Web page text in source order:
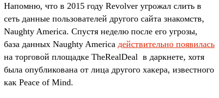
Напомню, что в 2015 году Revolver угрожал слить в
сеть данные пользователей другого сайта знакомств,
Naughty America. Спустя неделю после его угрозы,
база данных Naughty America действительно появилась
на торговой площадке TheRealDeal в даркнете, хотя
была опубликована от лица другого хакера, известного
как Peace of Mind.